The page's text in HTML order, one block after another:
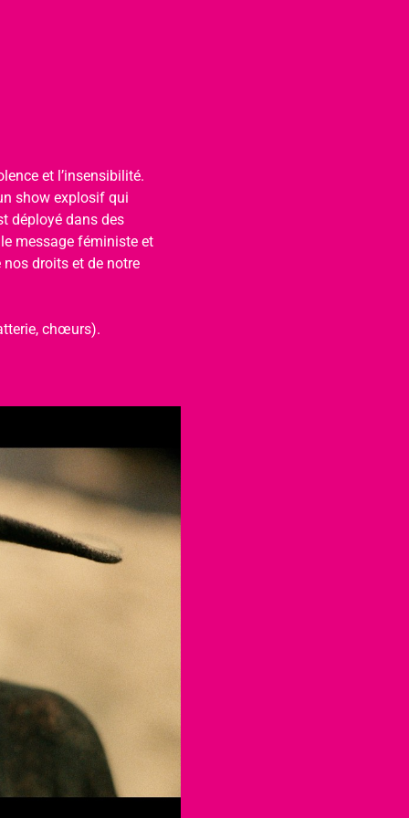
et l’insensibilité.
show explosif qui
déployé dans des
message féministe et
droits et de notre
chœurs).